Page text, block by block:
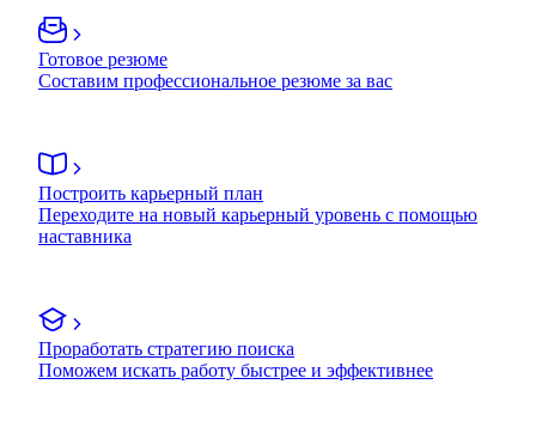
Готовое резюме
Составим профессиональное резюме за вас
Построить карьерный план
Переходите на новый карьерный уровень с помощью
наставника
Проработать стратегию поиска
Поможем искать работу быстрее и эффективнее